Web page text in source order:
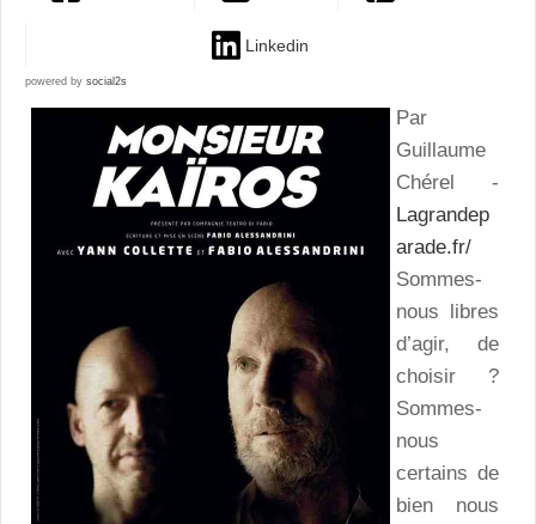
Linkedin
powered by social2s
Par
Guillaume
Chérel -
Lagrandep
arade.fr/
Sommes-
nous libres
d’agir, de
choisir ?
Sommes-
nous
certains de
bien nous